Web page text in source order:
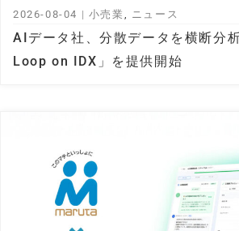
AIデータ社、分散データを横断分
Loop on IDX」を提供開始
2026-08-04 | 小売業 ニュース